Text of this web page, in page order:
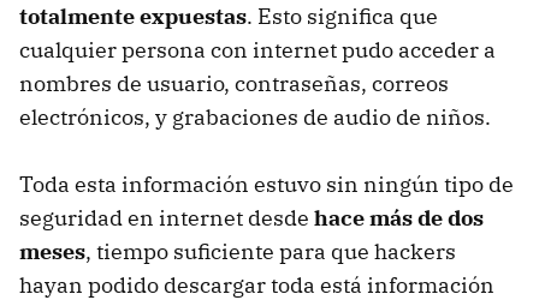
totalmente expuestas. Esto significa que
cualquier persona con internet pudo acceder a
nombres de usuario, contraseñas, correos
electrónicos, y grabaciones de audio de niños.
Toda esta información estuvo sin ningún tipo de
seguridad en internet desde hace más de dos
meses, tiempo suficiente para que hackers
hayan podido descargar toda está información